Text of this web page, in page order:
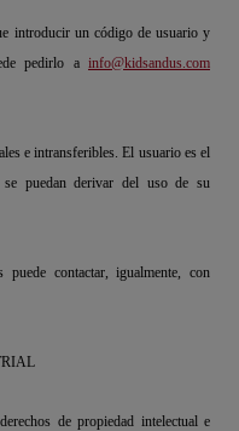
introducir un código de usuario y
pedirlo a info@kidsandus.com
e intransferibles. El usuario es el
se puedan derivar del uso de su
puede contactar, igualmente, con
de propiedad intelectual e